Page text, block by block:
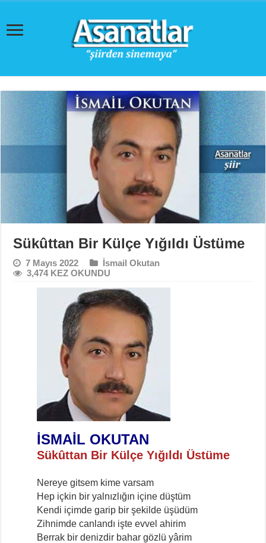
Sükûttan Bir Külçe Yığıldı Üstüme
7 Mayıs 2022
İsmail Okutan
3,474 KEZ OKUNDU
İSMAİL OKUTAN
Sükûttan Bir Külçe Yığıldı Üstüme
Nereye gitsem kime varsam
Hep içkin bir yalnızlığın içine düştüm
Kendi içimde garip bir şekilde üşüdüm
Zihnimde canlandı işte evvel ahirim
Berrak bir denizdir bahar gözlü yârim